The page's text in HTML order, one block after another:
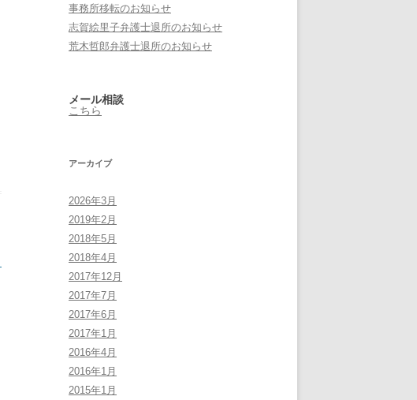
事務所移転のお知らせ
志賀絵里子弁護士退所のお知らせ
荒木哲郎弁護士退所のお知らせ
メール相談
こちら
アーカイブ
2026年3月
2019年2月
2018年5月
2018年4月
2017年12月
2017年7月
2017年6月
2017年1月
2016年4月
2016年1月
2015年1月